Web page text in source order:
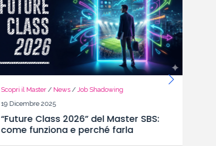
Scopri il Master/ News/Job Shadowing
19 Dicembre 2025
“Future Class 2026” del Master SBS:
come funziona e perché farla